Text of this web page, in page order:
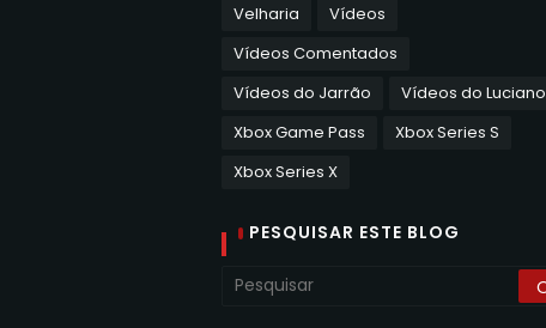
Velharia
Vídeos
Vídeos Comentados
Vídeos do Jarrão
Vídeos do Luciano
Xbox Game Pass
Xbox Series S
Xbox Series X
PESQUISAR ESTE BLOG